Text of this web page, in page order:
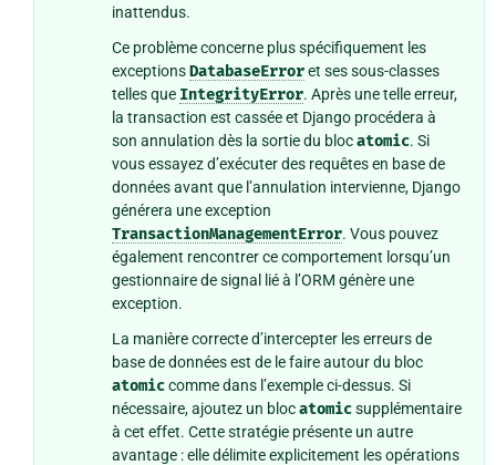
inattendus.
Ce problème concerne plus spécifiquement les
exceptionsDatabaseErroret ses sous-classes
telles que IntegrityError. Après une telle erreur,
la transaction est cassée et Django procédera à
son annulation dès la sortie du blocatomic. Si
vous essayez d’exécuter des requêtes en base de
données avant que l’annulation intervienne, Django
générera une exception
TransactionManagementError. Vous pouvez
également rencontrer ce comportement lorsqu’un
gestionnaire de signal lié à l’ORM génère une
exception.
La manière correcte d’intercepter les erreurs de
base de données est de le faire autour du bloc
atomiccomme dans l’exemple ci-dessus. Si
nécessaire, ajoutez un blocatomicsupplémentaire
à cet effet. Cette stratégie présente un autre
avantage : elle délimite explicitement les opérations